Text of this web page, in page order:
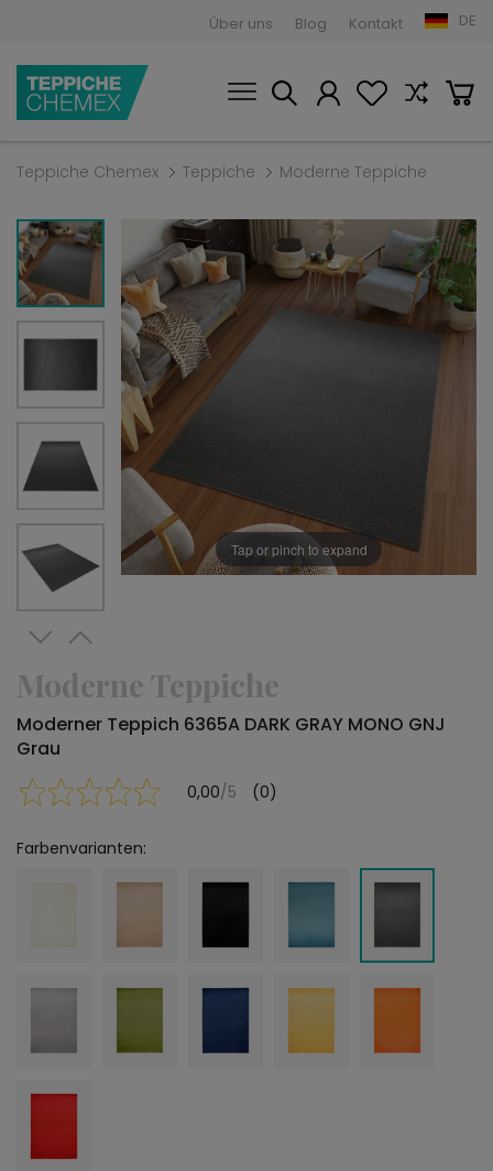
Über uns Blog Kontakt DE
Teppiche Chemex Teppiche Moderne Teppiche
Tap or pinch to expand
Moderne Teppiche
Moderner Teppich 6365A DARK GRAY MONO GNJ
Grau
0,00/5 (0)
Farbenvarianten: